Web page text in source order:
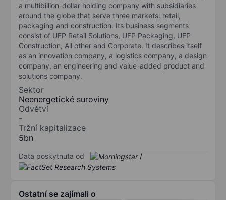
a multibillion-dollar holding company with subsidiaries
around the globe that serve three markets: retail,
packaging and construction. Its business segments
consist of UFP Retail Solutions, UFP Packaging, UFP
Construction, All other and Corporate. It describes itself
as an innovation company, a logistics company, a design
company, an engineering and value-added product and
solutions company.
Sektor
Neenergetické suroviny
Odvětví
-
Tržní kapitalizace
5bn
Data poskytnuta od /
Ostatní se zajímali o